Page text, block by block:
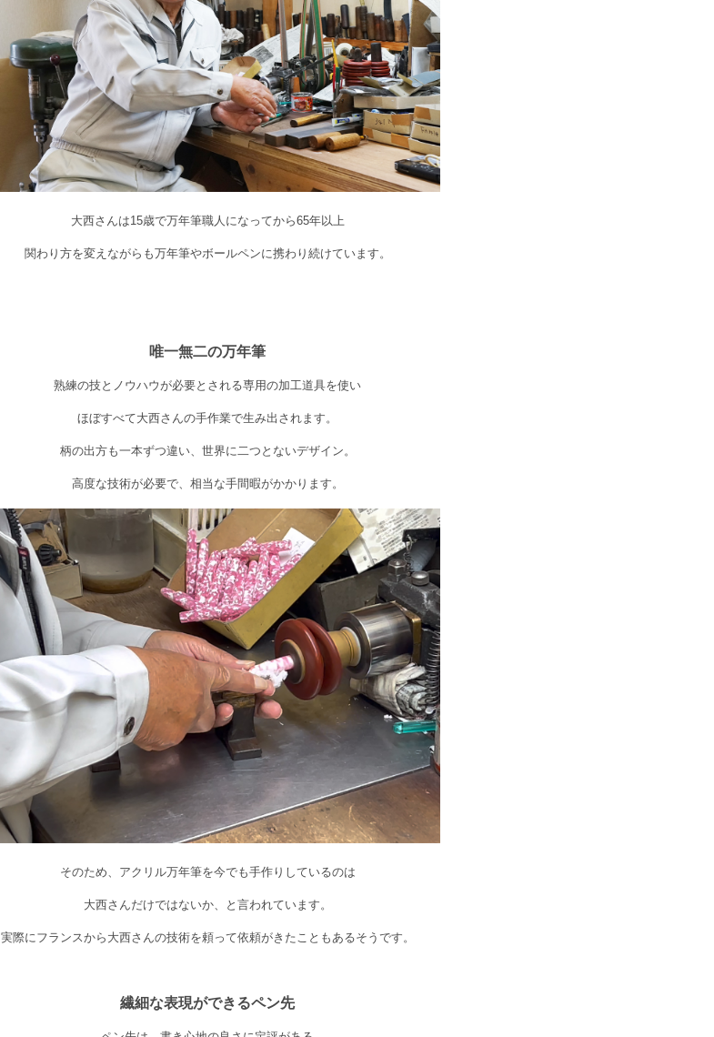
大西さんは15歳で万年筆職人になってから65年以上
関わり方を変えながらも万年筆やボールペンに携わり続けています。
唯一無二の万年筆
熟練の技とノウハウが必要とされる専用の加工道具を使い
ほぼすべて大西さんの手作業で生み出されます。
柄の出方も一本ずつ違い、世界に二つとないデザイン。
高度な技術が必要で、相当な手間暇がかかります。
そのため、アクリル万年筆を今でも手作りしているのは
大西さんだけではないか、と言われています。
実際にフランスから大西さんの技術を頼って依頼がきたこともあるそうです。
繊細な表現ができるペン先